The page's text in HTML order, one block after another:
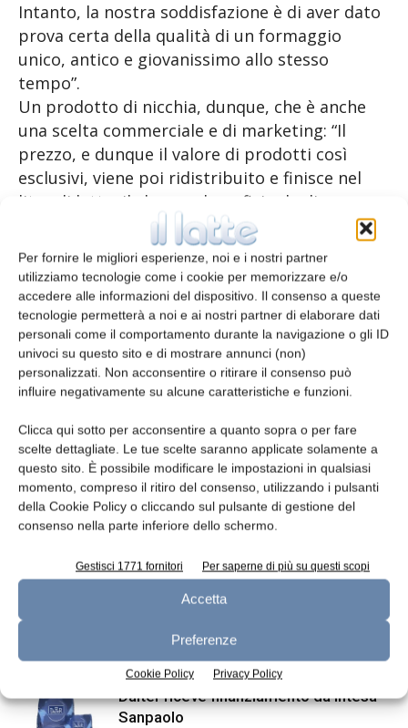
Per fornire le migliori esperienze, noi e i nostri partner
utilizziamo tecnologie come i cookie per memorizzare e/o
accedere alle informazioni del dispositivo. Il consenso a queste
tecnologie permetterà a noi e ai nostri partner di elaborare dati
personali come il comportamento durante la navigazione o gli ID
univoci su questo sito e di mostrare annunci (non)
personalizzati. Non acconsentire o ritirare il consenso può
influire negativamente su alcune caratteristiche e funzioni.
Clicca qui sotto per acconsentire a quanto sopra o per fare
scelte dettagliate. Le tue scelte saranno applicate solamente a
questo sito. È possibile modificare le impostazioni in qualsiasi
momento, compreso il ritiro del consenso, utilizzando i pulsanti
della Cookie Policy o cliccando sul pulsante di gestione del
consenso nella parte inferiore dello schermo.
Gestisci 1771 fornitori Per saperne di più su questi scopi
Accetta
Preferenze
Cookie Policy Privacy Policy
Intanto, la nostra soddisfazione è di aver dato
prova certa della qualità di un formaggio
unico, antico e giovanissimo allo stesso
tempo”.
Un prodotto di nicchia, dunque, che è anche
una scelta commerciale e di marketing: “Il
prezzo, e dunque il valore di prodotti così
esclusivi, viene poi ridistribuito e finisce nel
litro di latte, il che va a beneficio degli
allevatori e dei pastori sardi” conclude Pintus.
TAGS pecorino romano
Articolo precedente
accordo di lungo termine sul
cioccolato
italiani
ALTRO DALL'AUTORE
Dalter riceve finanziamento da Intesa
Sanpaolo